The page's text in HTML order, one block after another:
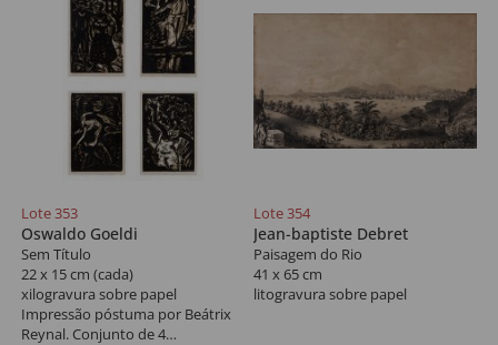
Lote 353
Oswaldo Goeldi
Sem Título
22 x 15 cm (cada)
xilogravura sobre papel
Impressão póstuma por Beátrix
Reynal. Conjunto de 4
Lote 354
Jean-baptiste Debret
Paisagem do Rio
41 x 65 cm
litogravura sobre papel